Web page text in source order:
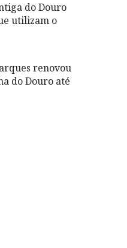
do Douro
utilizam o
renovou
do Douro até